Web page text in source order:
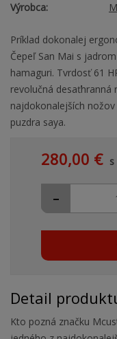
Výrobca:
Príklad dokonalej
Čepeľ San Mai s
hamaguri. Tvrdosť 61
revolučná desaťhranná
najdokonalejších
puzdra saya.
280,00 € s
-
Detail
Kto pozná značku